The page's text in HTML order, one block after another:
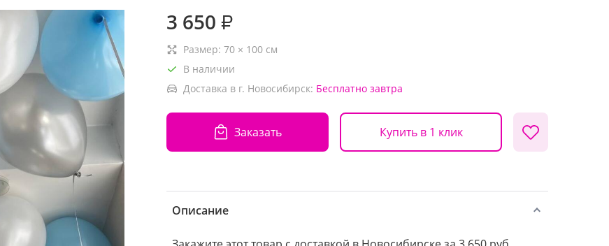
3 650 ₽
Размер: 70 × 100 см
В наличии
Доставка в г. Новосибирск: Бесплатно завтра
Заказать Купить в 1 клик
Описание